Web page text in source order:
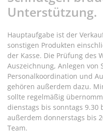
Unterstützung.
Hauptaufgabe ist der
sonstigen Produkten
der Kasse. Die Prüfung des
Auszeichnung, Anlegen von
Personalkoordination und
gehören außerdem dazu.
sollte regelmäßig
dienstags bis sonntags 9.30
außerdem donnerstags bis
Team.